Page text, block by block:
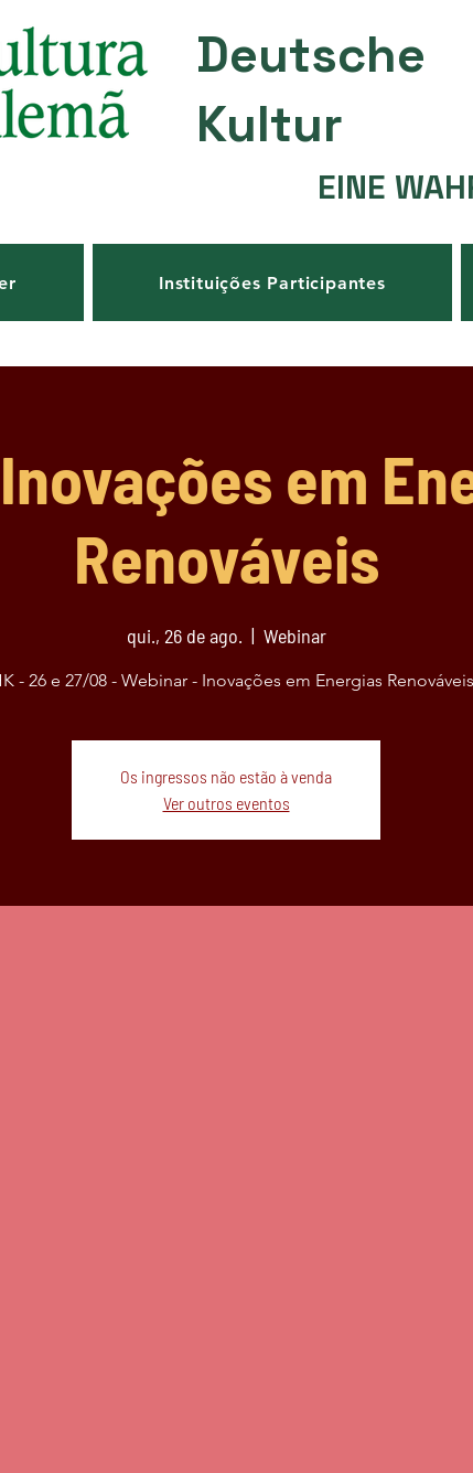
Deutsche
Kultur
EINE
Instituições Participantes
em
Renováveis
qui., 26 de ago.
  |
Webinar
- 26 e 27/08 - Webinar - Inovações em Energias Renováveis
Os ingressos não estão à venda
Ver outros eventos